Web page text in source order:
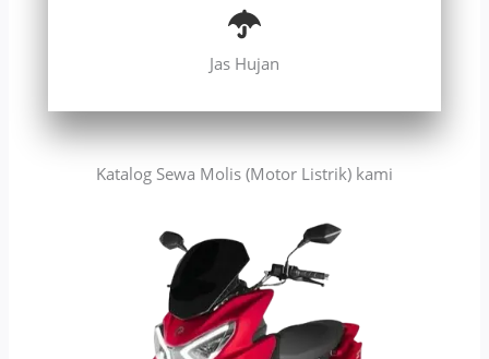
Jas Hujan
Katalog Sewa Molis (Motor Listrik) kami